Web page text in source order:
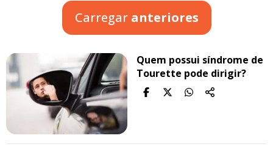
Carregar anteriores
Quem possui síndrome de
Tourette pode dirigir?